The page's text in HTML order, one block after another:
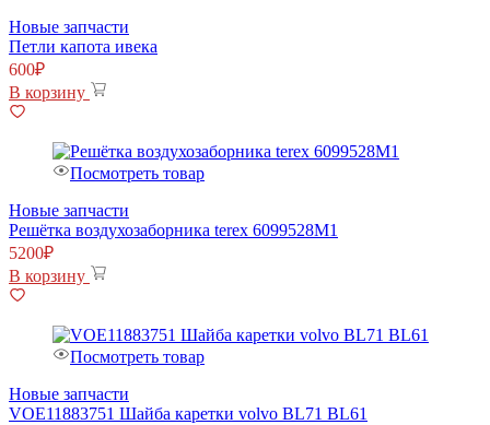
Новые запчасти
Петли капота ивека
600₽
В корзину
Посмотреть товар
Новые запчасти
Решётка воздухозаборника terex 6099528M1
5200₽
В корзину
Посмотреть товар
Новые запчасти
VOE11883751 Шайба каретки volvo BL71 BL61